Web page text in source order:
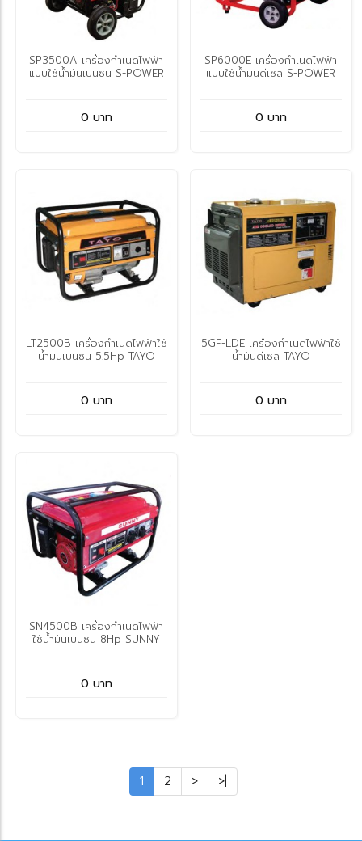
SP3500A เครื่องกำเนิดไฟฟ้า
แบบใช้น้ำมันเบนซิน S-POWER
0 บาท
SP6000E เครื่องกำเนิดไฟฟ้า
แบบใช้น้ำมันดีเซล S-POWER
0 บาท
LT2500B เครื่องกำเนิดไฟฟ้าใช้
น้ำมันเบนซิน 5.5Hp TAYO
0 บาท
5GF-LDE เครื่องกำเนิดไฟฟ้าใช้
น้ำมันดีเซล TAYO
0 บาท
SN4500B เครื่องกำเนิดไฟฟ้า
ใช้น้ำมันเบนซิน 8Hp SUNNY
0 บาท
1 2 > >|